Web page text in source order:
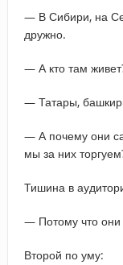
— В Сибири, на
дружно.
— А кто там
— Татары,
— А почему они
мы за них
Тишина в
— Потому что они
Второй по уму: